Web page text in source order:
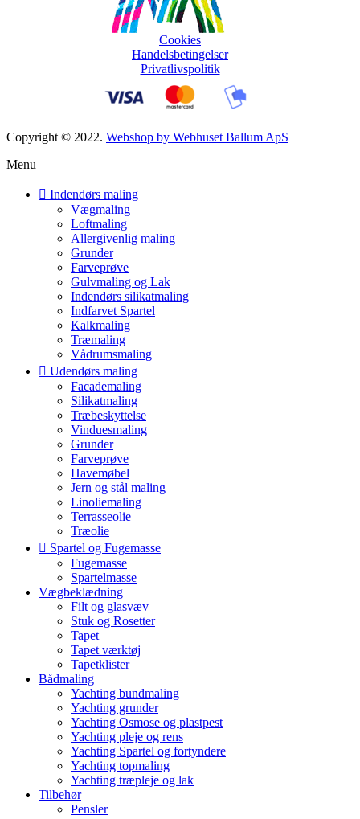
Cookies
Handelsbetingelser
Privatlivspolitik
Copyright © 2022. Webshop by Webhuset Ballum ApS
Menu
Indendørs maling
Vægmaling
Loftmaling
Allergivenlig maling
Grunder
Farveprøve
Gulvmaling og Lak
Indendørs silikatmaling
Indfarvet Spartel
Kalkmaling
Træmaling
Vådrumsmaling
Udendørs maling
Facademaling
Silikatmaling
Træbeskyttelse
Vinduesmaling
Grunder
Farveprøve
Havemøbel
Jern og stål maling
Linoliemaling
Terrasseolie
Træolie
Spartel og Fugemasse
Fugemasse
Spartelmasse
Vægbeklædning
Filt og glasvæv
Stuk og Rosetter
Tapet
Tapet værktøj
Tapetklister
Bådmaling
Yachting bundmaling
Yachting grunder
Yachting Osmose og plastpest
Yachting pleje og rens
Yachting Spartel og fortyndere
Yachting topmaling
Yachting træpleje og lak
Tilbehør
Pensler